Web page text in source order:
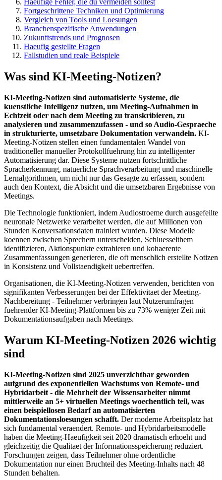
Haeufige Fehler, die du vermeiden solltest
Fortgeschrittene Techniken und Optimierung
Vergleich von Tools und Loesungen
Branchenspezifische Anwendungen
Zukunftstrends und Prognosen
Haeufig gestellte Fragen
Fallstudien und reale Beispiele
Was sind KI-Meeting-Notizen?
KI-Meeting-Notizen sind automatisierte Systeme, die
kuenstliche Intelligenz nutzen, um Meeting-Aufnahmen in
Echtzeit oder nach dem Meeting zu transkribieren, zu
analysieren und zusammenzufassen - und so Audio-Gespraeche
in strukturierte, umsetzbare Dokumentation verwandeln. KI-
Meeting-Notizen stellen einen fundamentalen Wandel von
traditioneller manueller Protokollfuehrung hin zu intelligenter
Automatisierung dar. Diese Systeme nutzen fortschrittliche
Spracherkennung, natuerliche Sprachverarbeitung und maschinelle
Lernalgorithmen, um nicht nur das Gesagte zu erfassen, sondern
auch den Kontext, die Absicht und die umsetzbaren Ergebnisse von
Meetings.
Die Technologie funktioniert, indem Audiostroeme durch ausgefeilte
neuronale Netzwerke verarbeitet werden, die auf Millionen von
Stunden Konversationsdaten trainiert wurden. Diese Modelle
koennen zwischen Sprechern unterscheiden, Schluesselthem
identifizieren, Aktionspunkte extrahieren und kohaerente
Zusammenfassungen generieren, die oft menschlich erstellte Notizen
in Konsistenz und Vollstaendigkeit uebertreffen.
Organisationen, die KI-Meeting-Notizen verwenden, berichten von
signifikanten Verbesserungen bei der Effektivitaet der Meeting-
Nachbereitung - Teilnehmer verbringen laut Nutzerumfragen
fuehrender KI-Meeting-Plattformen bis zu 73% weniger Zeit mit
Dokumentationsaufgaben nach Meetings.
Warum KI-Meeting-Notizen 2026 wichtig
sind
KI-Meeting-Notizen sind 2025 unverzichtbar geworden
aufgrund des exponentiellen Wachstums von Remote- und
Hybridarbeit - die Mehrheit der Wissensarbeiter nimmt
mittlerweile an 5+ virtuellen Meetings woechentlich teil, was
einen beispiellosen Bedarf an automatisierten
Dokumentationsloesungen schafft. Der moderne Arbeitsplatz hat
sich fundamental veraendert. Remote- und Hybridarbeitsmodelle
haben die Meeting-Haeufigkeit seit 2020 dramatisch erhoeht und
gleichzeitig die Qualitaet der Informationsspeicherung reduziert.
Forschungen zeigen, dass Teilnehmer ohne ordentliche
Dokumentation nur einen Bruchteil des Meeting-Inhalts nach 48
Stunden behalten.